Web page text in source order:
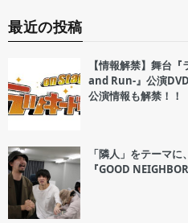
最近の投稿
【情報解禁】舞台
and Run-』公演
公演情報も解禁！！
「隣人」をテーマ
『GOOD